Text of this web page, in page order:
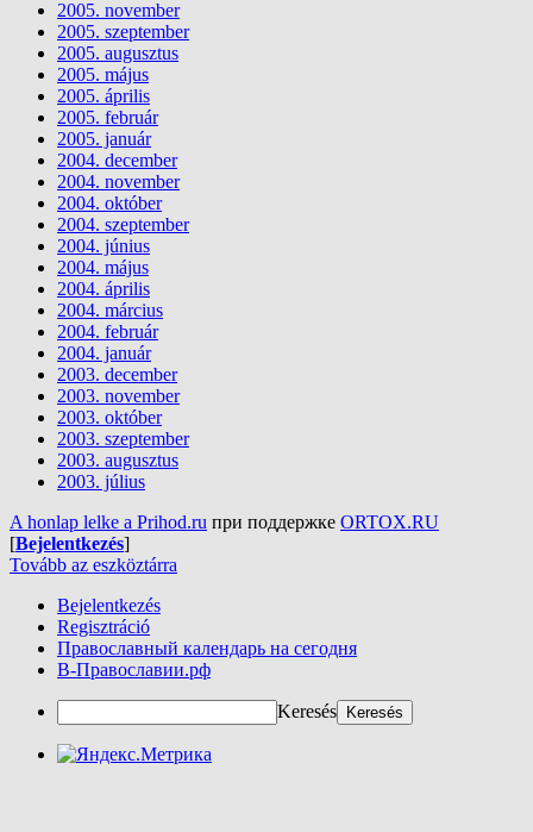
2005. november
2005. szeptember
2005. augusztus
2005. május
2005. április
2005. február
2005. január
2004. december
2004. november
2004. október
2004. szeptember
2004. június
2004. május
2004. április
2004. március
2004. február
2004. január
2003. december
2003. november
2003. október
2003. szeptember
2003. augusztus
2003. július
A honlap lelke a Prihod.ru при поддержке ORTOX.RU
[Bejelentkezés]
Tovább az eszköztárra
Bejelentkezés
Regisztráció
Православный календарь на сегодня
В-Православии.рф
Keresés